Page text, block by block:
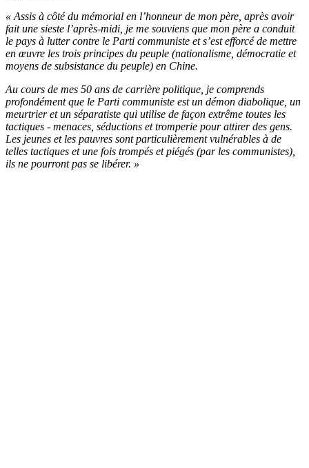
« Assis à côté du mémorial en l’honneur de mon père, après avoir
fait une sieste l’après-midi, je me souviens que mon père a conduit
le pays à lutter contre le Parti communiste et s’est efforcé de mettre
en œuvre les trois principes du peuple (nationalisme, démocratie et
moyens de subsistance du peuple) en Chine.
Au cours de mes 50 ans de carrière politique, je comprends
profondément que le Parti communiste est un démon diabolique, un
meurtrier et un séparatiste qui utilise de façon extrême toutes les
tactiques - menaces, séductions et tromperie pour attirer des gens.
Les jeunes et les pauvres sont particulièrement vulnérables à de
telles tactiques et une fois trompés et piégés (par les communistes),
ils ne pourront pas se libérer. »